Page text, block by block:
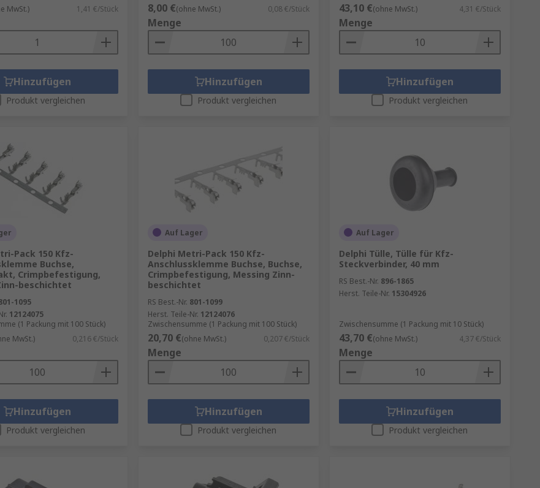
MwSt.) 1,41 €/Stück
Hinzufügen
Produkt vergleichen
8,00 €(ohne MwSt.) 0,08 €/Stück
Menge
Hinzufügen
Produkt vergleichen
43,10 €(ohne MwSt.) 4,31 €/Stück
Menge
Hinzufügen
Produkt vergleichen
Pack 150 Kfz-
Buchse,
Crimpbefestigung,
beschichtet
1095
12124075
(1 Packung mit 100 Stück)
MwSt.) 0,216 €/Stück
Hinzufügen
Produkt vergleichen
Auf Lager
Delphi Metri-Pack 150 Kfz-
Anschlussklemme Buchse, Buchse,
Crimpbefestigung, Messing Zinn-
beschichtet
RS Best.-Nr. 801-1099
Herst. Teile-Nr. 12124076
Zwischensumme (1 Packung mit 100 Stück)
20,70 €(ohne MwSt.) 0,207 €/Stück
Menge
Hinzufügen
Produkt vergleichen
Auf Lager
Delphi Tülle, Tülle für Kfz-
Steckverbinder, 40 mm
RS Best.-Nr. 896-1865
Herst. Teile-Nr. 15304926
Zwischensumme (1 Packung mit 10 Stück)
43,70 €(ohne MwSt.) 4,37 €/Stück
Menge
Hinzufügen
Produkt vergleichen